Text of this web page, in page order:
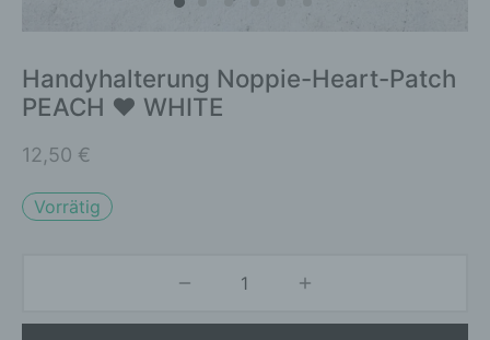
Handyhalterung Noppie-Heart-Patch
PEACH ♥ WHITE
12,50 €
Vorrätig